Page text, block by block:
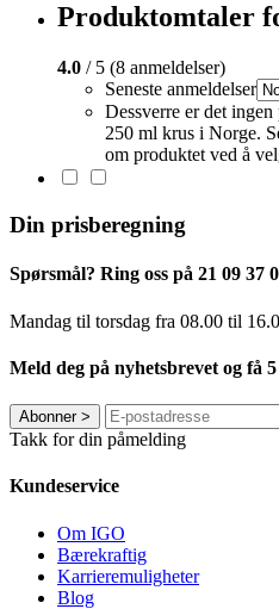
Produktomtaler
4.0 / 5 (8 anmeldelser)
Seneste anmeldelser
Dessverre er det
250 ml krus i Norge.
om produktet ved å
Din prisberegning
Spørsmål? Ring oss på 21 09 37
Mandag til torsdag ​​fra 08.00 til
Meld deg på nyhetsbrevet og få
Abonner>
Takk for din påmelding
Kundeservice
Om IGO
Bærekraftig
Karrieremuligheter
Blog